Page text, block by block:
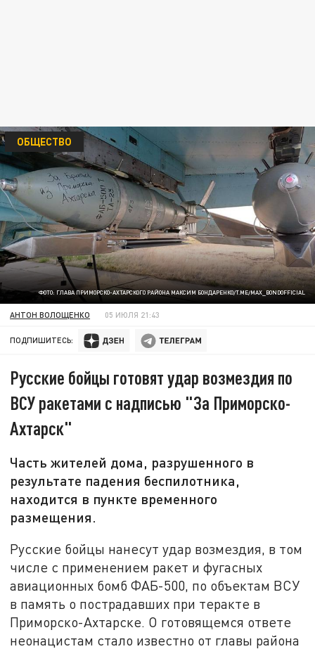
ФОТО: ГЛАВА ПРИМОРСКО-АХТАРСКОГО РАЙОНА МАКСИМ БОНДАРЕНКО/T.ME/MAX_BONDOFFICIAL
ОБЩЕСТВО
АНТОН ВОЛОЩЕНКО 05 ИЮЛЯ 21:43
ПОДПИШИТЕСЬ:
Русские бойцы готовят удар возмездия по
ВСУ ракетами с надписью "За Приморско-
Ахтарск"
Часть жителей дома, разрушенного в
результате падения беспилотника,
находится в пункте временного
размещения.
Русские бойцы нанесут удар возмездия, в том
числе с применением ракет и фугасных
авиационных бомб ФАБ-500, по объектам ВСУ
в память о пострадавших при теракте в
Приморско-Ахтарске. О готовящемся ответе
неонацистам стало известно от главы района